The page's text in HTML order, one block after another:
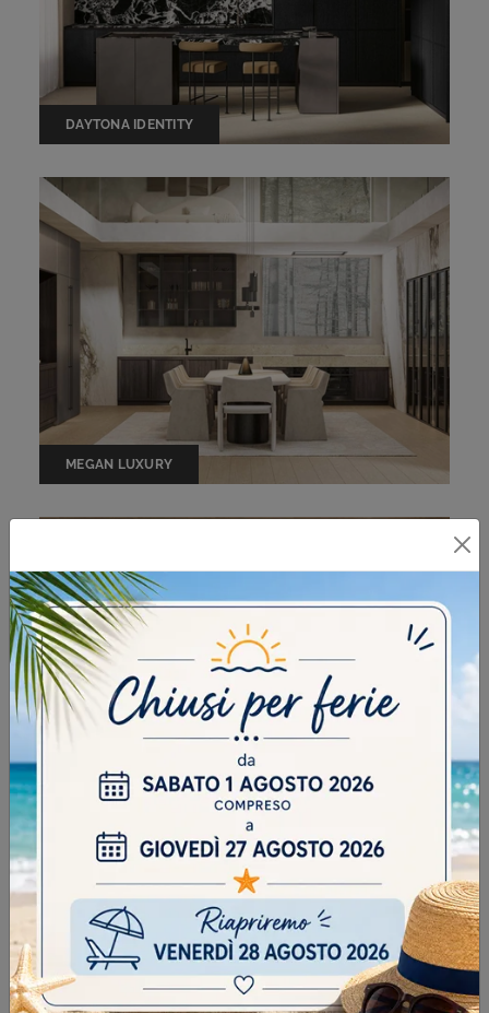
DAYTONA IDENTITY
MEGAN LUXURY
QUEEN SCANDINAVIAN